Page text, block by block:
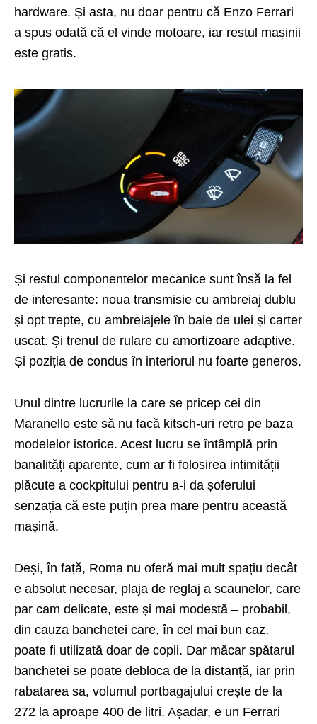
hardware. Și asta, nu doar pentru că Enzo Ferrari
a spus odată că el vinde motoare, iar restul mașinii
este gratis.
Și restul componentelor mecanice sunt însă la fel
de interesante: noua transmisie cu ambreiaj dublu
și opt trepte, cu ambreiajele în baie de ulei și carter
uscat. Și trenul de rulare cu amortizoare adaptive.
Și poziția de condus în interiorul nu foarte generos.
Unul dintre lucrurile la care se pricep cei din
Maranello este să nu facă kitsch-uri retro pe baza
modelelor istorice. Acest lucru se întâmplă prin
banalități aparente, cum ar fi folosirea intimității
plăcute a cockpitului pentru a-i da șoferului
senzația că este puțin prea mare pentru această
mașină.
Deși, în față, Roma nu oferă mai mult spațiu decât
e absolut necesar, plaja de reglaj a scaunelor, care
par cam delicate, este și mai modestă – probabil,
din cauza banchetei care, în cel mai bun caz,
poate fi utilizată doar de copii. Dar măcar spătarul
banchetei se poate debloca de la distanță, iar prin
rabatarea sa, volumul portbagajului crește de la
272 la aproape 400 de litri. Așadar, e un Ferrari